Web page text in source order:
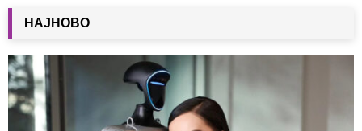
НАЈНОВО